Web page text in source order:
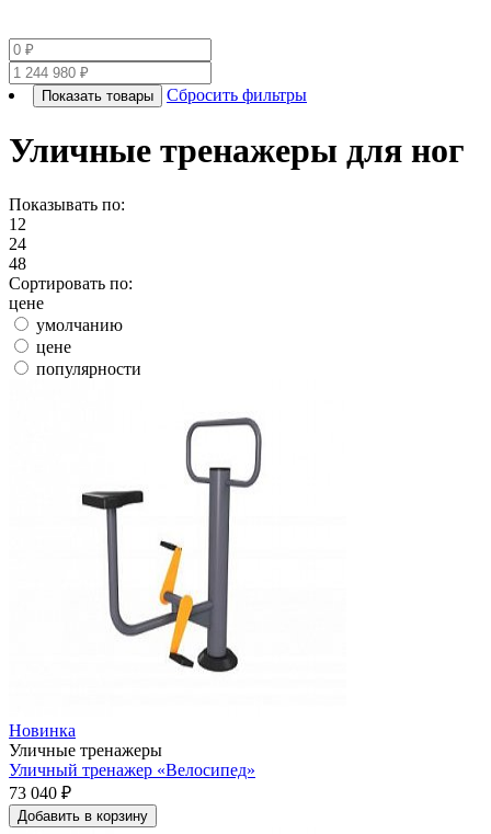
Показать товары Сбросить фильтры
Уличные тренажеры для ног
Показывать по:
12
24
48
Сортировать по:
цене
умолчанию
цене
популярности
Новинка
Уличные тренажеры
Уличный тренажер «Велосипед»
73 040 ₽
Добавить в корзину